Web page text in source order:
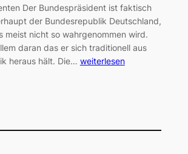
Der Bundespräsident ist faktisch
der Bundesrepublik Deutschland,
meist nicht so wahrgenommen wird.
daran das er sich traditionell aus
heraus hält. Die… weiterlesen